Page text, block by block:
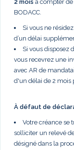
2 mois à compter
BODACC.
Si vous ne
d’un délai
Si vous disposez
vous recevrez une
avec AR de
d'un délai de 2 mois
À défaut de
Votre créance se
solliciter un relevé
désigné dans la